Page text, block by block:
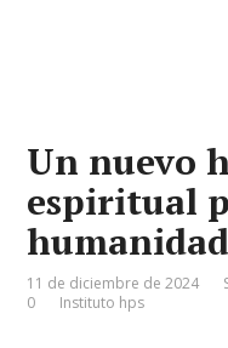
Un nuevo
espiritual
humanidad
11 de diciembre de 2024
0
Instituto hps